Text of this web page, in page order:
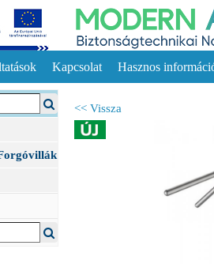
Kapcsolat Hasznos
<< Vissza